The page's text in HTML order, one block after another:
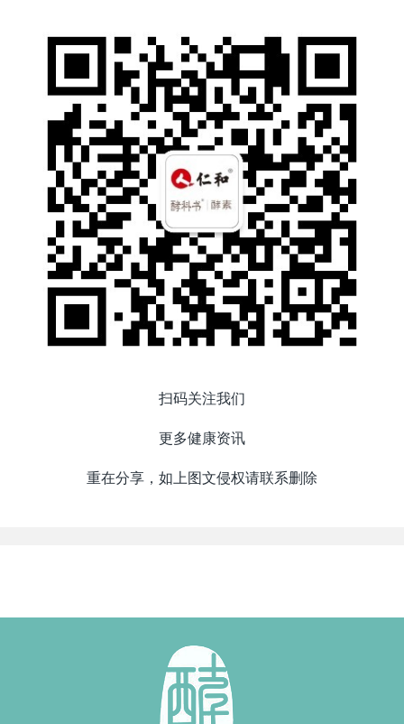
扫码关注我们
更多健康资讯
重在分享，如上图文侵权请联系删除